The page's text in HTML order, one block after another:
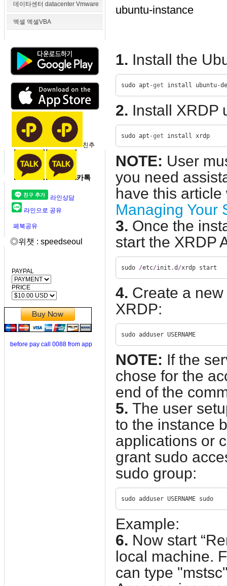
데이타센터 datacenter Vmware
엑셀 엑셀VBA
친추
카톡
라인상담
라인으로 공유
페북공유
◎위챗 : speedseoul
PAYPAL
PRICE
before pay call 0088 from app
ubuntu-instance
1. Install the
sudo apt -get install ubuntu-
2. Install XRDP
sudo apt -get install xrdp
NOTE: User
you need
have this
Managing Your
3. Once the
start the XRDP
sudo /etc/init .d /xrdp start
4. Create a
XRDP:
sudo adduser USERNAME
NOTE: If the
chose for the
end of the
5. The user
to the instance
applications or
grant sudo
sudo group:
sudo adduser USERNAME sudo
Example:
6. Now start
local machine.
can type